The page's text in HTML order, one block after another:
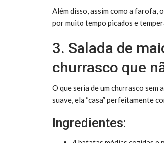
Além disso, assim como a farofa,
por muito tempo picados e
3. Salada de
churrasco que
O que seria de um churrasco sem
suave, ela “casa” perfeitamente
Ingredientes: